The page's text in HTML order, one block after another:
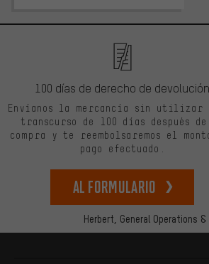
Herbert, General Operations
100 días de derecho de devolución
Envíanos la mercancía sin utilizar
transcurso de 100 días después
compra y te reembolsaremos el
pago efectuado.
Al formulario